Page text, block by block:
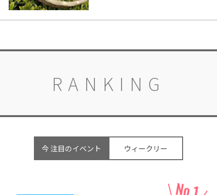
RANKING
今 注目のイベント ウィークリー